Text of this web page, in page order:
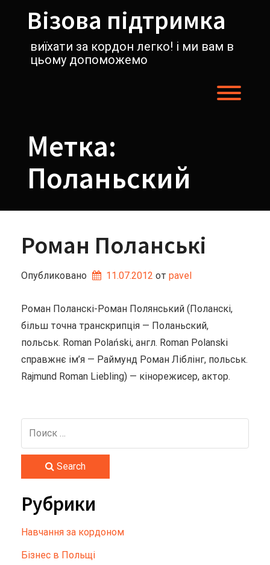
содержимомуВізова підтримка
виїхати за кордон легко! і ми вам в
цьому допоможемо
Метка:
Поланьский
Роман Поланські
Опубликовано 11.07.2012 от pavel
Роман Поланскі-Роман Полянський (Поланскі,
більш точна транскрипція — Поланьский,
польськ. Roman Polański, англ. Roman Polanski
справжнє ім’я — Раймунд Роман Ліблінг, польськ.
Rajmund Roman Liebling) — кінорежисер, актор.
Search
Рубрики
Hавчання за кордоном
Бізнес в Польщі